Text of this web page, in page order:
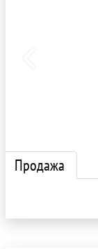
Продажа